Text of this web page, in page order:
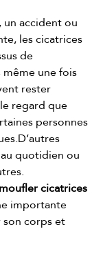
accident ou
les cicatrices
de
une fois
rester
regard que
personnes
quotidien ou
cicatrices
importante
corps et